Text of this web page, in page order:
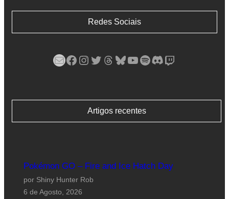
Redes Sociais
Mail Facebook Instagram Twitter Threads Bluesky YouTube Spotify Discord Twitch
Artigos recentes
Pokémon GO – Fire and Ice Hatch Day
por Shiny Hunter Rob
6 de Agosto, 2026